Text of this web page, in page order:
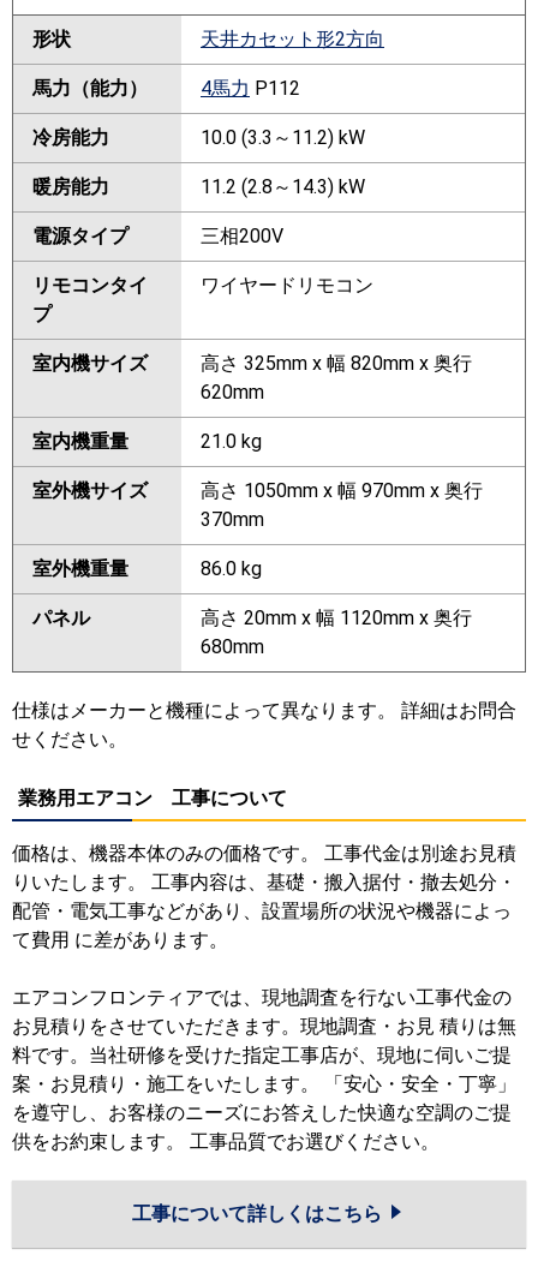
形状 天井カセット形2方向
馬力（能力） 4馬力 P112
冷房能力 10.0 (3.3～11.2) kW
暖房能力 11.2 (2.8～14.3) kW
電源タイプ 三相200V
リモコンタイ
プ
ワイヤードリモコン
室内機サイズ
高さ 325mm x 幅 820mm x 奥行
620mm
室内機重量 21.0 kg
室外機サイズ
高さ 1050mm x 幅 970mm x 奥行
370mm
室外機重量 86.0 kg
パネル
高さ 20mm x 幅 1120mm x 奥行
680mm
仕様はメーカーと機種によって異なります。 詳細はお問合
せください。
業務用エアコン 工事について
価格は、機器本体のみの価格です。 工事代金は別途お見積
りいたします。 工事内容は、基礎・搬入据付・撤去処分・
配管・電気工事などがあり、設置場所の状況や機器によっ
て費用 に差があります。
エアコンフロンティアでは、現地調査を行ない工事代金の
お見積りをさせていただきます。現地調査・お見 積りは無
料です。当社研修を受けた指定工事店が、現地に伺いご提
案・お見積り・施工をいたします。 「安心・安全・丁寧」
を遵守し、お客様のニーズにお答えした快適な空調のご提
供をお約束します。 工事品質でお選びください。
工事について詳しくはこちら